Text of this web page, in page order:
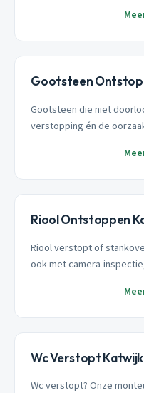
Gootsteen
Gootsteen die niet
verstopping én de
Riool Ontstoppen
Riool verstopt of
ook met camera-
Wc Verstopt Katwijk
Wc verstopt? Onze